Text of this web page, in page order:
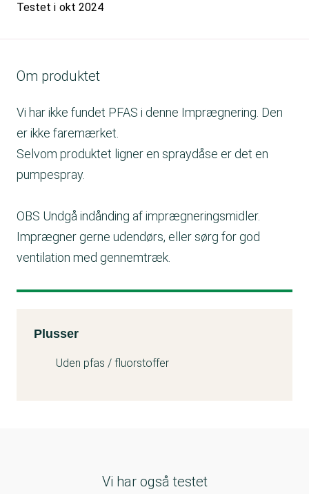
Testet i okt 2024
Om produktet
Vi har ikke fundet PFAS i denne Imprægnering. Den
er ikke faremærket.
Selvom produktet ligner en spraydåse er det en
pumpespray.
OBS Undgå indånding af imprægneringsmidler.
Imprægner gerne udendørs, eller sørg for god
ventilation med gennemtræk.
Kemitest
Plusser
Uden pfas / fluorstoffer
Vi har også testet